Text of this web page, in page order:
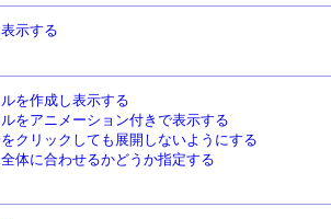
示する
を作成し表示する
をアニメーション付きで表示する
クリックしても展開しないようにする
体に合わせるかどうか指定する